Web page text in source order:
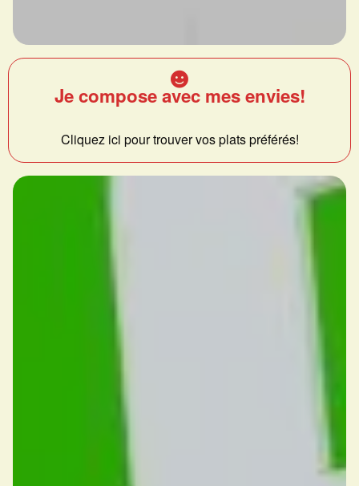
Je compose avec mes envies!
Cliquez ici pour trouver vos plats préférés!